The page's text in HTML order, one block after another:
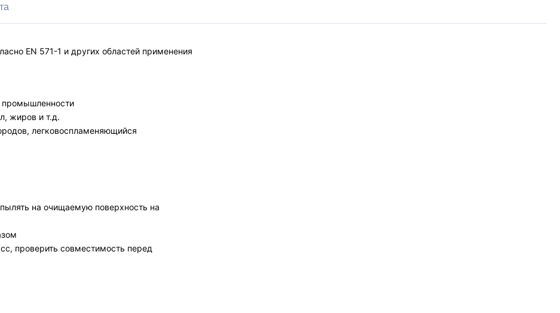
EN 571-1 и других областей применения
промышленности
жиров и т.д.
легковоспламеняющийся
на очищаемую поверхность на
проверить совместимость перед